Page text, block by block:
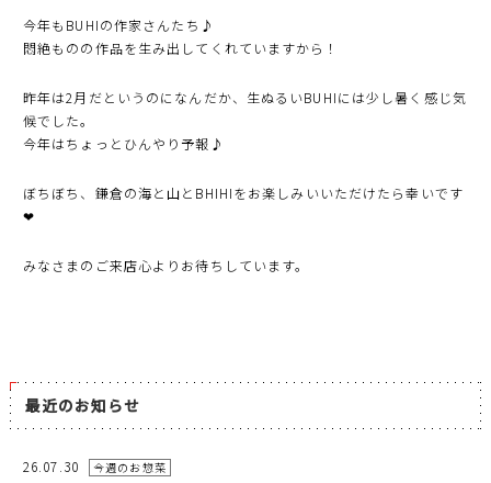
今年もBUHIの作家さんたち♪
悶絶ものの作品を生み出してくれていますから！
昨年は2月だというのになんだか、生ぬるいBUHIには少し暑く感じ気
候でした。
今年はちょっとひんやり予報♪
ぼちぼち、鎌倉の海と山とBHIHIをお楽しみいいただけたら幸いです
❤︎
みなさまのご来店心よりお待ちしています。
最近のお知らせ
26.07.30 今週のお惣菜